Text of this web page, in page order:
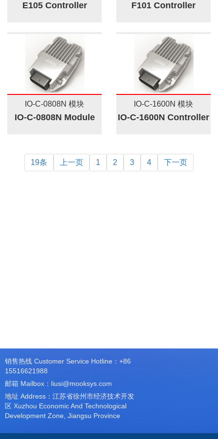
E105 Controller F101 Controller
IO-C-0808N 模块
IO-C-0808N Module
IO-C-1600N 模块
IO-C-1600N Controller
19条 上一页 1 2 3 4 下一页
销售热线 Customer Service Hotline：+86
15516621988
邮箱 Mailbox：liusi@mooksys.com
地址 Address：江苏省徐州市经济技术开发
区 Xuzhou Economic And Technological
Development Zone, Jiangsu Province